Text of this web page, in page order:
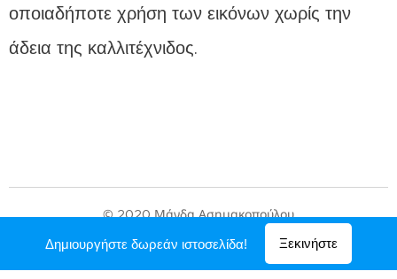
οποιαδήποτε χρήση των εικόνων χωρίς την
άδεια της καλλιτέχνιδος.
© 2020 Μάγδα Ασημακοπούλου
Υλοποιήθηκε από τηWebnode
Δημιουργήστε δωρεάν ιστοσελίδα! Ξεκινήστε